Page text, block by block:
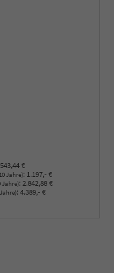
€
Jahre): 1.197,- €
Jahre): 2.842,88 €
: 4.389,- €